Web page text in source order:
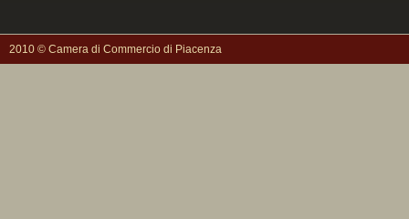
2010 © Camera di Commercio di Piacenza